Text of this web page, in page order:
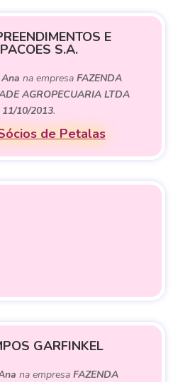
E
S.A.
Ana na empresa FAZENDA
AGROPECUARIA LTDA
11/10/2013.
de Petalas
GARFINKEL
na empresa FAZENDA